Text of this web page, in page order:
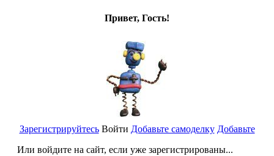
Привет, Гость!
Зарегистрируйтесь
Или войдите на сайт, если уже зарегистрированы...
Войти Добавьте самоделку Добавьте